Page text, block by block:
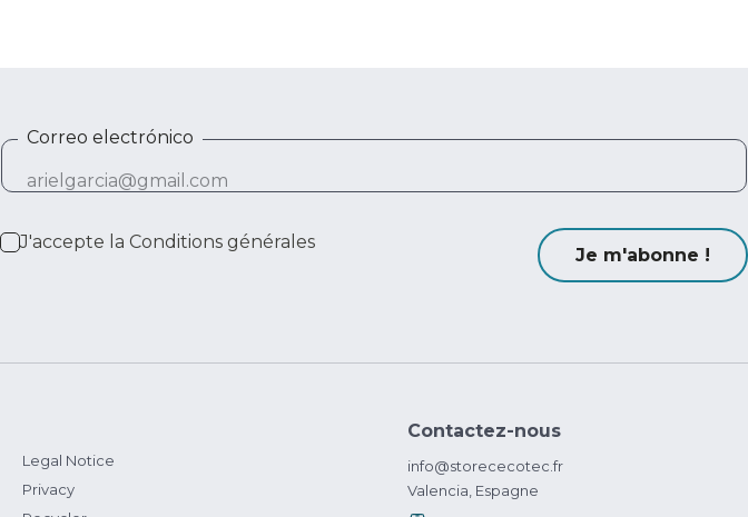
Correo electrónico
J'accepte la Conditions générales
Je m'abonne !
Legal Notice
Privacy
Contactez-nous
info@storececotec.fr
Valencia, Espagne